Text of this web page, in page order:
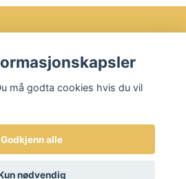
Trondheim
Sykkelbua AS
må godta cookies hvis du vil
Godkjenn alle
nødvendig